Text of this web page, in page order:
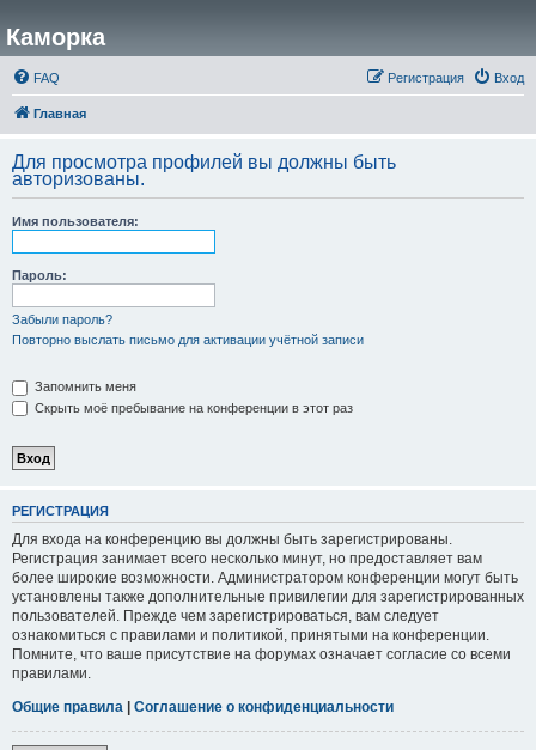
Каморка
FAQ Вход
Регистрация
Главная
Для просмотра профилей вы должны быть
авторизованы.
Имя пользователя:
Пароль:
Забыли пароль?
Повторно выслать письмо для активации учётной записи
Запомнить меня
Скрыть моё пребывание на конференции в этот раз
РЕГИСТРАЦИЯ
Для входа на конференцию вы должны быть зарегистрированы.
Регистрация занимает всего несколько минут, но предоставляет вам
более широкие возможности. Администратором конференции могут быть
установлены также дополнительные привилегии для зарегистрированных
пользователей. Прежде чем зарегистрироваться, вам следует
ознакомиться с правилами и политикой, принятыми на конференции.
Помните, что ваше присутствие на форумах означает согласие со всеми
правилами.
Общие правила | Соглашение о конфиденциальности